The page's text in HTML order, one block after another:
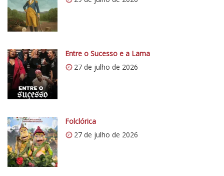
/
/
0
.
w
p
.
o
m
/
v
e
Entre o Sucesso e a Lama
27 de julho de 2026
Folclórica
27 de julho de 2026